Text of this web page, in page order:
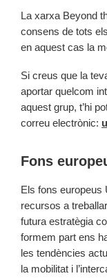
La xarxa Beyond
consens de tots
en aquest cas la
Si creus que la
aportar quelcom
aquest grup, t’hi
correu electrònic:
Fons
Els fons europeus
recursos a
futura estratègia
formem part ens
les tendències
la mobilitat i